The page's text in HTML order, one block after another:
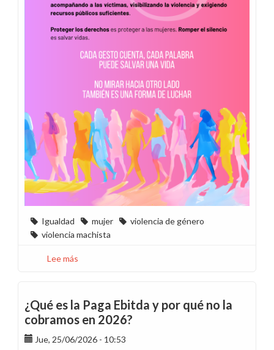
Igualdad mujer
violencia de género
violencia machista
Lee más
25N
-
Junio
de
¿Qué es la Paga Ebitda y por qué no la
cobramos en 2026?
Jue, 25/06/2026 - 10:53